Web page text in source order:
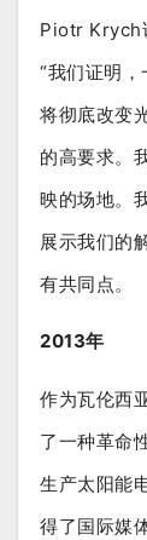
Piotr Krych
“我们证明
将彻底改变
的高要求。
映的场地。
展示我们的
有共同点。
2013年
作为瓦伦西
了一种革命
生产太阳能
得了国际媒